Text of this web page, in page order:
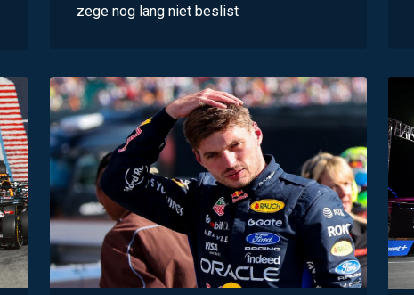
zege nog lang niet beslist